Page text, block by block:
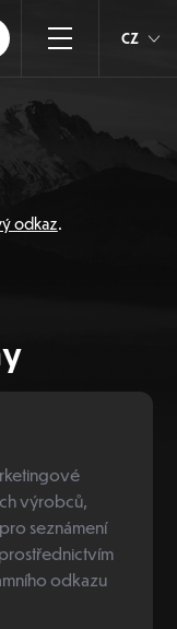
CZ
odkaz.
výrobců,
seznámení
odkazu